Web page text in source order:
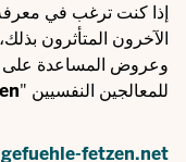
إذا كنت ترغب في
الآخرون المتأثرون
وعروض المساعدة على
للمعالجين النفسيين "
fetzen.net